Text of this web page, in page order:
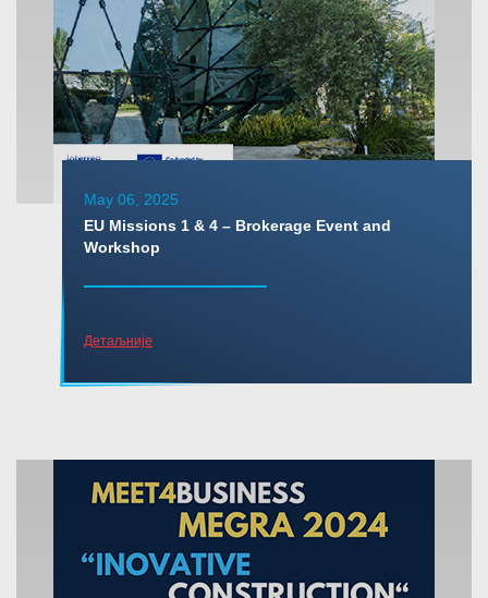
May 06, 2025
EU Missions 1 & 4 – Brokerage Event and
Workshop
Детаљније